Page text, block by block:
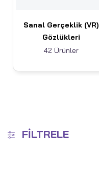
Sanal Gerçeklik (VR)
Gözlükleri
42 Ürünler
FILTRELE